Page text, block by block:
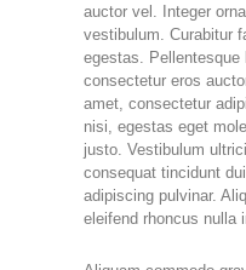
auctor vel. Integer
vestibulum. Curabitur
egestas.
consectetur eros
amet, consectetur
nisi, egestas eget
justo. Vestibulum
consequat tincidunt
adipiscing pulvinar.
eleifend rhoncus nulla